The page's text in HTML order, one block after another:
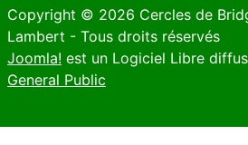
Copyright © 2026 Cercles de
Lambert - Tous droits réservés
Joomla! est un Logiciel Libre
General Public